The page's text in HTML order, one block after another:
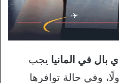
بال في المانيا يجب
وفي حالة توافرها